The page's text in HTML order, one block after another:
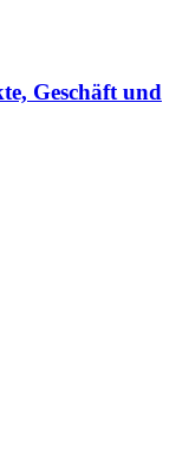
Geschäft und